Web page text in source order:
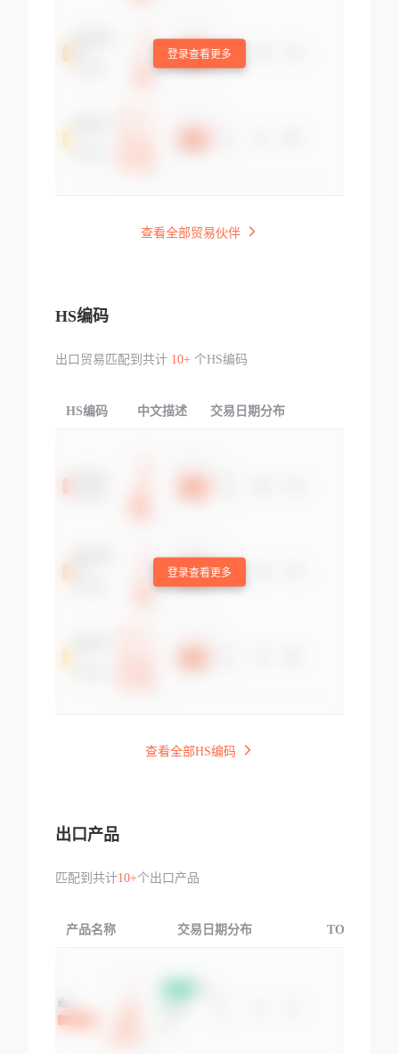
登录查看更多
查看全部贸易伙伴
HS编码
出口贸易匹配到共计 10+个HS编码
HS编码 中文描述 交易日期分布
登录查看更多
查看全部HS编码
出口产品
匹配到共计10+个出口产品
产品名称 交易日期分布 TOP3交易国